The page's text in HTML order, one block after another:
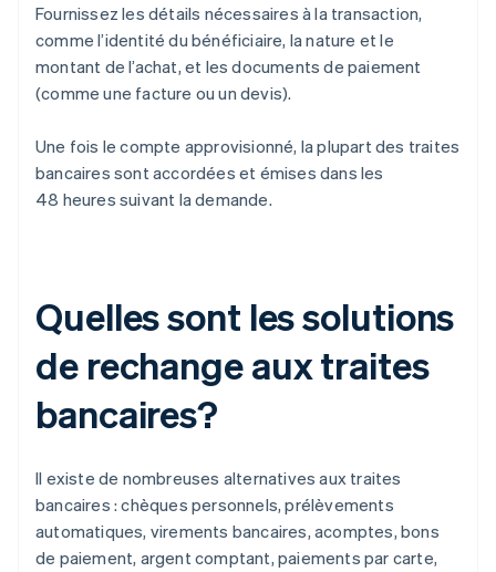
Fournissez les détails nécessaires à la transaction,
comme l’identité du bénéficiaire, la nature et le
montant de l’achat, et les documents de paiement
(comme une facture ou un devis).
Une fois le compte approvisionné, la plupart des traites
bancaires sont accordées et émises dans les
48 heures suivant la demande.
Quelles sont les solutions
de rechange aux traites
bancaires?
Il existe de nombreuses alternatives aux traites
bancaires : chèques personnels, prélèvements
automatiques, virements bancaires, acomptes, bons
de paiement, argent comptant, paiements par carte,